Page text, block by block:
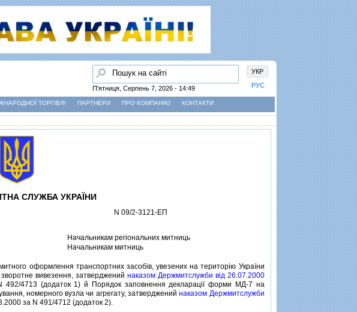
УКР
РУС
Пошук
П'ятниця, Серпень 7, 2026 - 14:49
ТОРГІВЛІ ПАРТНЕРИ ПРО КОМПАНІЮ КОНТАКТИ
СЛУЖБА УКРАЇНИ
N 09/2-3121-ЕП
Начальникам регiональних митниць
Начальникам митниць
оформлення транспортних засобiв, увезених на територiю України
вивезення, затвердженийнаказом Держмитслужби вiд 26.07.2000
492/4713 (додаток 1) й Порядок заповнення декларацiї форми МД-7 на
номерного вузла чи агрегату, затвердженийнаказом Держмитслужби
за N 491/4712 (додаток 2).